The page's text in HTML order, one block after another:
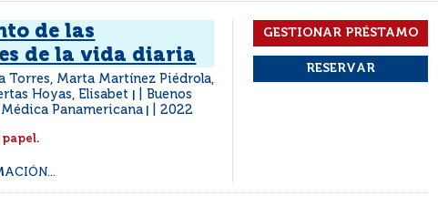
de las
de la vida diaria
Torres, Marta Martínez Piédrola,
Hoyas, Elisabet
Buenos
Panamericana
2022
papel.